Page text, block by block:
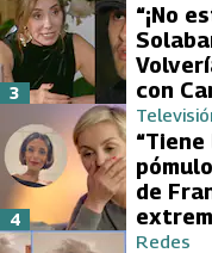
“¡No
con
3
de
4
Redes